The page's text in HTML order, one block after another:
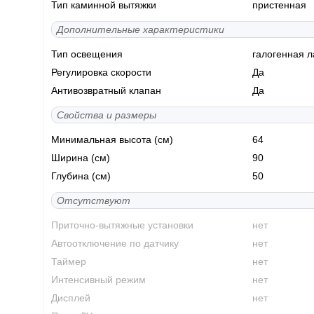
Тип каминной вытяжки пристенная
Дополнительные характеристики
Тип освещения
галогенная
Регулировка скорости
Да
Антивозвратный клапан
Да
Свойства и размеры
Минимальная высота (см)
64
Ширина (см)
90
Глубина (см)
50
Отсутствуют
Приточно-вытяжные установки
нет
Автоотключение по датчику
нет
Таймер
нет
Интенсивный режим
нет
Дисплей
нет